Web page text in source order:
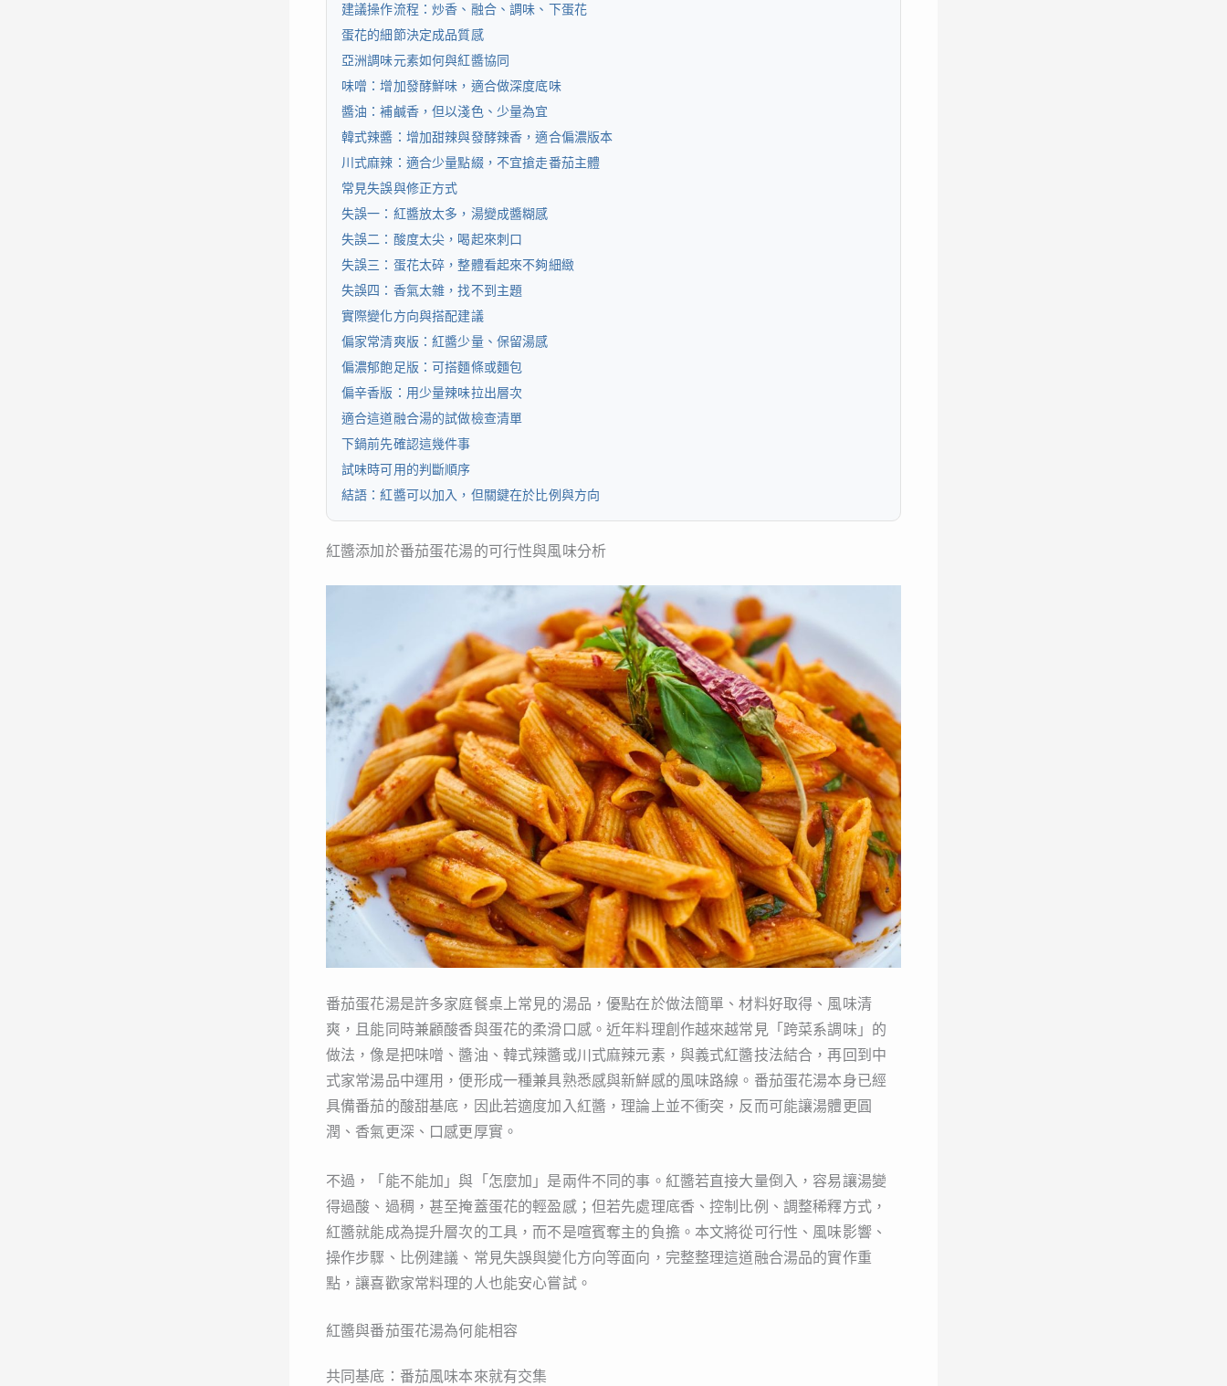
建議操作流程：炒香、融合、調味、下蛋花
蛋花的細節決定成品質感
亞洲調味元素如何與紅醬協同
味噌：增加發酵鮮味，適合做深度底味
醬油：補鹹香，但以淺色、少量為宜
韓式辣醬：增加甜辣與發酵辣香，適合偏濃版本
川式麻辣：適合少量點綴，不宜搶走番茄主體
常見失誤與修正方式
失誤一：紅醬放太多，湯變成醬糊感
失誤二：酸度太尖，喝起來刺口
失誤三：蛋花太碎，整體看起來不夠細緻
失誤四：香氣太雜，找不到主題
實際變化方向與搭配建議
偏家常清爽版：紅醬少量、保留湯感
偏濃郁飽足版：可搭麵條或麵包
偏辛香版：用少量辣味拉出層次
適合這道融合湯的試做檢查清單
下鍋前先確認這幾件事
試味時可用的判斷順序
結語：紅醬可以加入，但關鍵在於比例與方向
紅醬添加於番茄蛋花湯的可行性與風味分析
番茄蛋花湯是許多家庭餐桌上常見的湯品，優點在於做法簡單、材料好取得、風味清
爽，且能同時兼顧酸香與蛋花的柔滑口感。近年料理創作越來越常見「跨菜系調味」的
做法，像是把味噌、醬油、韓式辣醬或川式麻辣元素，與義式紅醬技法結合，再回到中
式家常湯品中運用，便形成一種兼具熟悉感與新鮮感的風味路線。番茄蛋花湯本身已經
具備番茄的酸甜基底，因此若適度加入紅醬，理論上並不衝突，反而可能讓湯體更圓
潤、香氣更深、口感更厚實。
不過，「能不能加」與「怎麼加」是兩件不同的事。紅醬若直接大量倒入，容易讓湯變
得過酸、過稠，甚至掩蓋蛋花的輕盈感；但若先處理底香、控制比例、調整稀釋方式，
紅醬就能成為提升層次的工具，而不是喧賓奪主的負擔。本文將從可行性、風味影響、
操作步驟、比例建議、常見失誤與變化方向等面向，完整整理這道融合湯品的實作重
點，讓喜歡家常料理的人也能安心嘗試。
紅醬與番茄蛋花湯為何能相容
共同基底：番茄風味本來就有交集